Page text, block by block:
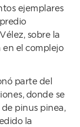
ejemplares
sobre la
el complejo
parte del
donde se
pinus pinea,
la